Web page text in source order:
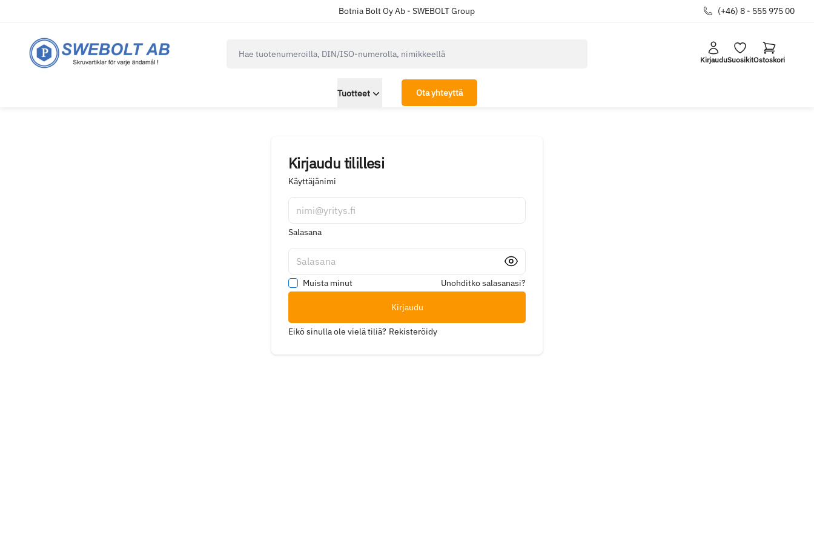
Botnia Bolt Oy Ab - SWEBOLT Group (+46) 8 - 555 975 00
KirjauduSuosikitOstoskori
Tuotteet Ota yhteyttä
Kirjaudu tilillesi
Käyttäjänimi
nimi@yritys.fi
Salasana
Salasana
Muista minut Unohditko salasanasi?
Kirjaudu
Eikö sinulla ole vielä tiliä? Rekisteröidy